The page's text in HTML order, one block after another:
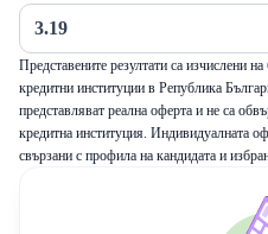
Представените резултати са изчислени
кредитни институции в Република
представляват реална оферта и не са
кредитна институция. Индивидуалната
свързани с профила на кандидата и